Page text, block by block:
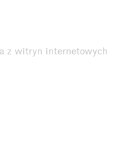
z witryn internetowych